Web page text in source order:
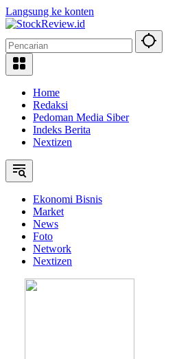
Langsung ke konten
Home
Redaksi
Pedoman Media Siber
Indeks Berita
Nextizen
Ekonomi Bisnis
Market
News
Foto
Network
Nextizen